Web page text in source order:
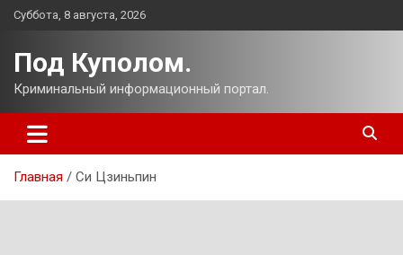
Перейти
Суббота, 8 августа, 2026
Под Куполом.
Криминальный информационный портал.
Главная Си Цзиньпин